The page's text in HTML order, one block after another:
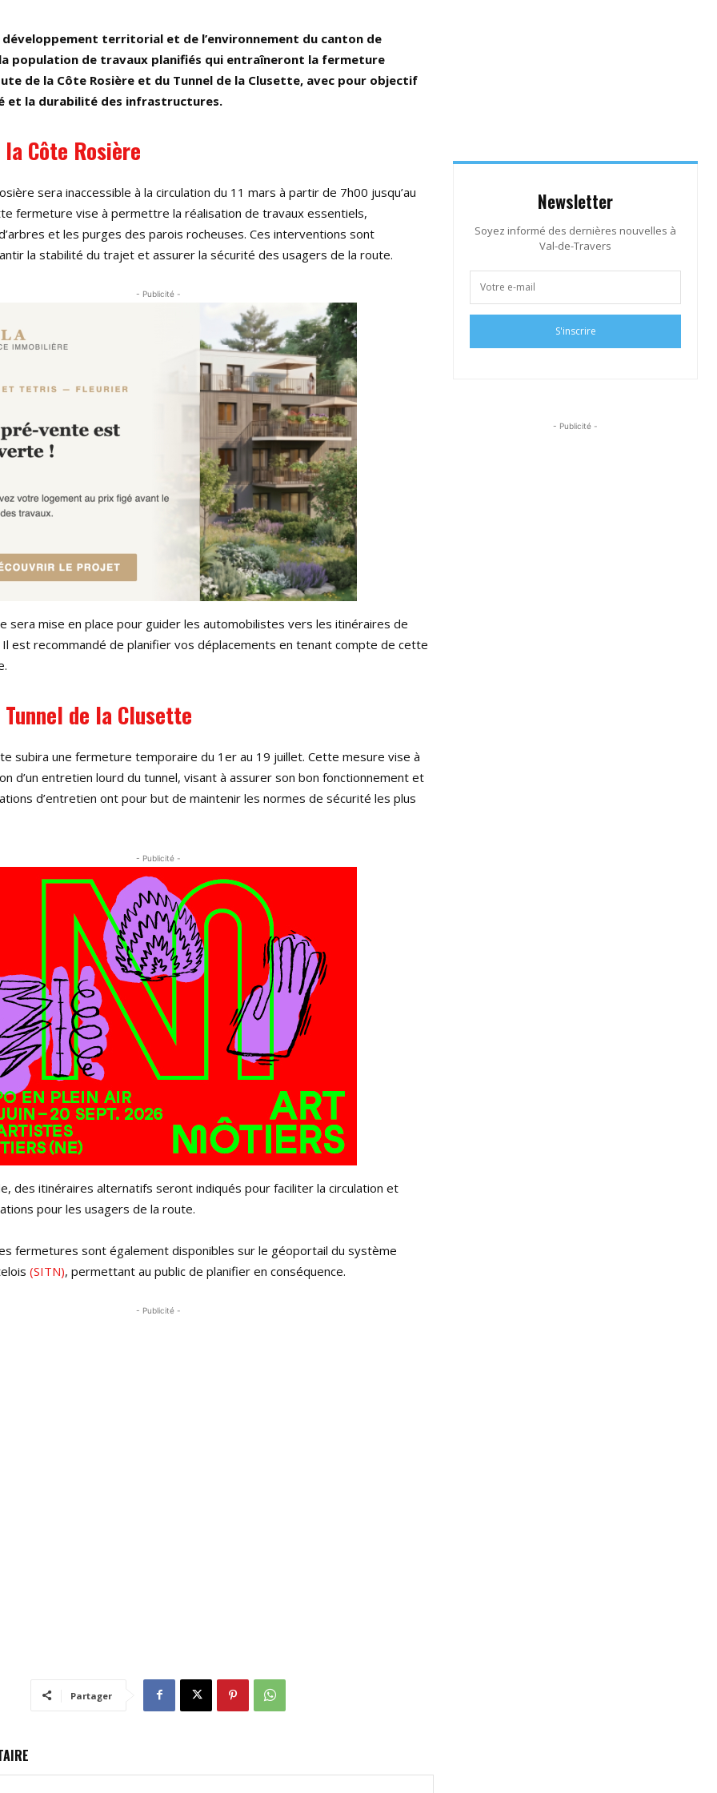
territorial et de l’environnement du canton de
population de travaux planifiés qui entraîneront la fermeture
de la Côte Rosière et du Tunnel de la Clusette, avec pour objectif
et la durabilité des infrastructures.
Côte Rosière
sera inaccessible à la circulation du 11 mars à partir de 7h00 jusqu’au
fermeture vise à permettre la réalisation de travaux essentiels,
et les purges des parois rocheuses. Ces interventions sont
la stabilité du trajet et assurer la sécurité des usagers de la route.
- Publicité -
sera mise en place pour guider les automobilistes vers les itinéraires de
est recommandé de planifier vos déplacements en tenant compte de cette
de la Clusette
subira une fermeture temporaire du 1er au 19 juillet. Cette mesure vise à
d’un entretien lourd du tunnel, visant à assurer son bon fonctionnement et
d’entretien ont pour but de maintenir les normes de sécurité les plus
- Publicité -
des itinéraires alternatifs seront indiqués pour faciliter la circulation et
pour les usagers de la route.
fermetures sont également disponibles sur le géoportail du système
(SITN), permettant au public de planifier en conséquence.
- Publicité -
Partager
Newsletter
Soyez informé des dernières nouvelles à
Val-de-Travers
S'inscrire
- Publicité -